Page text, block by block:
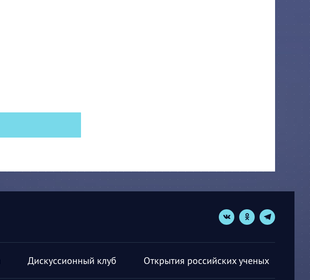
Дискуссионный клуб Открытия российских ученых